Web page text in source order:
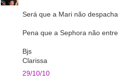
Será que a Mari não
Pena que a Sephora não
Bjs
Clarissa
29/10/10